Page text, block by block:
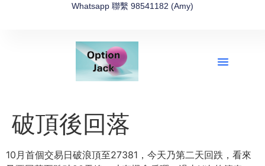
Whatsapp 聯繫 98541182 (Amy)
破頂後回落
10月首個交易日破浪頂至27381，今天乃第二天回跌，看來